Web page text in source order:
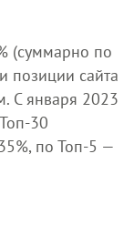
(суммарно по
позиции сайта
С января 2023
30
по Топ-5 —